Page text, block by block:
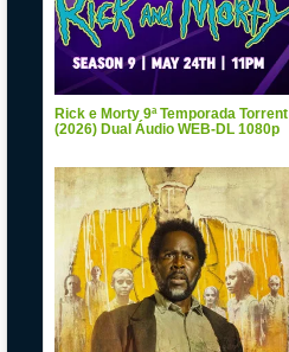
Rick e Morty 9ª Temporada Torrent
(2026) Dual Áudio WEB-DL 1080p